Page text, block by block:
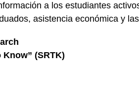
a los estudiantes
asistencia económica y
(SRTK)